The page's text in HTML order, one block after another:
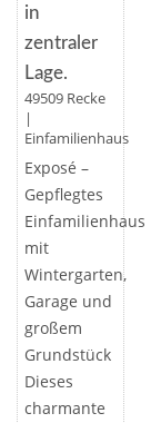
in
zentraler
Lage.
49509 Recke
|
Einfamilienhaus
Exposé –
Gepflegtes
Einfamilienhaus
mit
Wintergarten,
Garage und
großem
Grundstück
Dieses
charmante